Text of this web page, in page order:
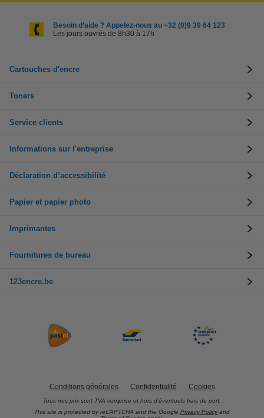
Besoin d’aide ? Appelez-nous au +32 (0)9 39 64 123
Les jours ouvrés de 8h30 à 17h
Cartouches d'encre
Toners
Service clients
Informations sur l'entreprise
Déclaration d’accessibilité
Papier et papier photo
Imprimantes
Fournitures de bureau
123encre.be
Conditions générales Confidentialité Cookies
Tous nos prix sont TVA comprise et hors d’éventuels frais de port.
This site is protected by reCAPTCHA and the Google Privacy Policy and